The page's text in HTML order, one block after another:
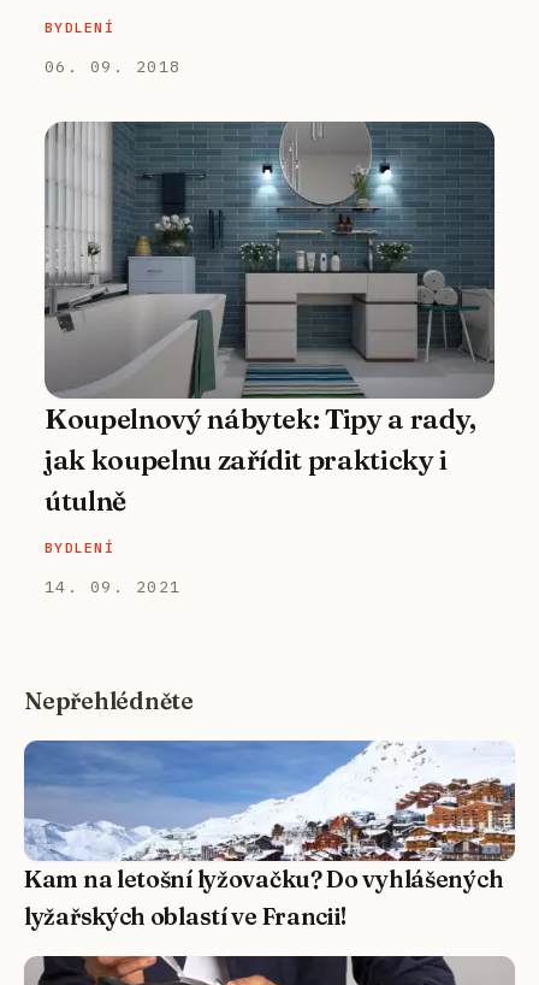
BYDLENÍ
06. 09. 2018
Koupelnový nábytek: Tipy a rady,
jak koupelnu zařídit prakticky i
útulně
BYDLENÍ
14. 09. 2021
Nepřehlédněte
Kam na letošní lyžovačku? Do vyhlášených
lyžařských oblastí ve Francii!